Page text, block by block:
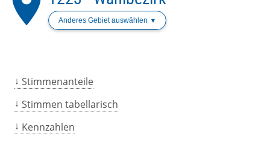
Anderes Gebiet auswählen
Stimmenanteile
Stimmen tabellarisch
Kennzahlen